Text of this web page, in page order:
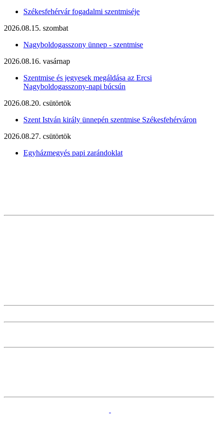
Székesfehérvár fogadalmi szentmiséje
2026.08.15. szombat
Nagyboldogasszony ünnep - szentmise
2026.08.16. vasárnap
Szentmise és jegyesek megáldása az Ercsi
Nagyboldogasszony-napi búcsún
2026.08.20. csütörtök
Szent István király ünnepén szentmise Székesfehérváron
2026.08.27. csütörtök
Egyházmegyés papi zarándoklat